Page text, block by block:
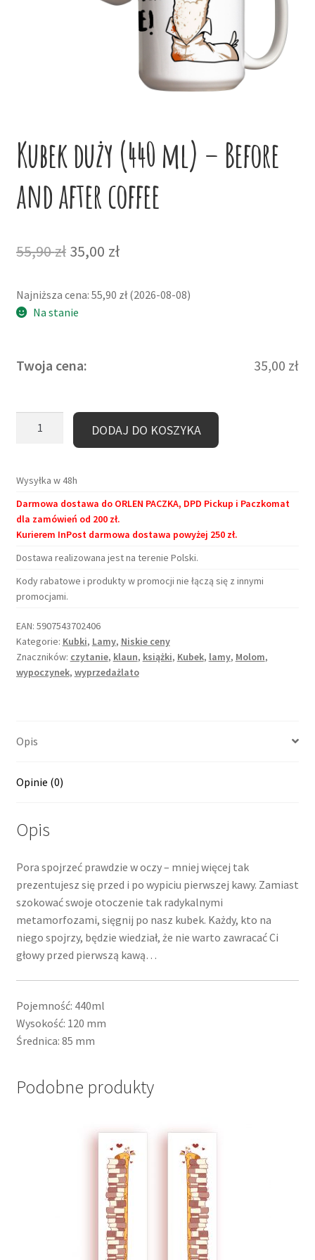
Kubek duży (440 ml) – Before
and after coffee
55,90zł Pierwotna
wynosiła:
35,00 złAktualna
wynosi:
Najniższa cena: 55,90 zł(2026-08-08)
Na stanie
Twoja cena: 35,00 zł
ml)
-
Before
and
after
coffee
DODAJ DO KOSZYKA
Wysyłka w 48h
Darmowa dostawa do ORLEN PACZKA, DPD Pickup i Paczkomat
dla zamówień od 200 zł.
Kurierem InPost darmowa dostawa powyżej 250 zł.
Dostawa realizowana jest na terenie Polski.
Kody rabatowe i produkty w promocji nie łączą się z innymi
promocjami.
EAN: 5907543702406
Kategorie: Kubki, Lamy, Niskie ceny
Znaczników: czytanie, klaun, książki, Kubek, lamy, Molom,
wypoczynek, wyprzedażlato
Opis
Opinie (0)
Opis
Pora spojrzeć prawdzie w oczy – mniej więcej tak
prezentujesz się przed i po wypiciu pierwszej kawy. Zamiast
szokować swoje otoczenie tak radykalnymi
metamorfozami, sięgnij po nasz kubek. Każdy, kto na
niego spojrzy, będzie wiedział, że nie warto zawracać Ci
głowy przed pierwszą kawą…
Pojemność: 440ml
Wysokość: 120 mm
Średnica: 85 mm
Podobne produkty